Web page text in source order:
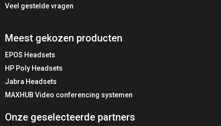
🔎 Belangrijke Eigenschappen
de werkplek
🔔Geïntegreerde ringtone
gesprekken
💻USB Plug & PlayDirect inzetbaar zonder drivers
met status
Veel gestelde vragen
Meest gekozen producten
EPOS Headsets
HP Poly Headsets
Jabra Headsets
MAXHUB Video conferencing systemen
Onze geselecteerde partners